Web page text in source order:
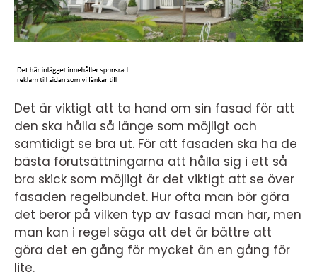
Det är viktigt att ta hand om sin fasad för att
den ska hålla så länge som möjligt och
samtidigt se bra ut. För att fasaden ska ha de
bästa förutsättningarna att hålla sig i ett så
bra skick som möjligt är det viktigt att se över
fasaden regelbundet. Hur ofta man bör göra
det beror på vilken typ av fasad man har, men
man kan i regel säga att det är bättre att
göra det en gång för mycket än en gång för
lite.